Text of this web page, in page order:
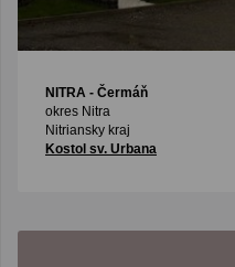
NITRA - Čermáň
okres Nitra
Nitriansky kraj
Kostol sv. Urbana